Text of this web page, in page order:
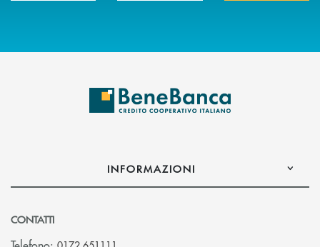
INFORMAZIONI
CONTATTI